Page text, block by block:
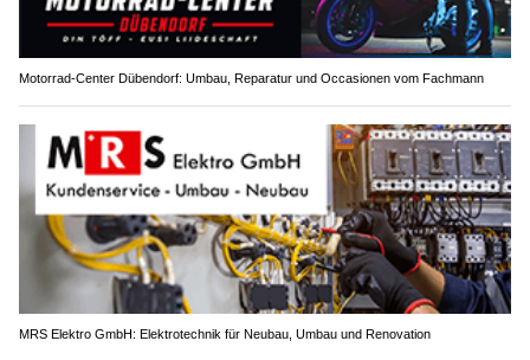
Motorrad-Center Dübendorf: Umbau, Reparatur und Occasionen vom Fachmann
MRS Elektro GmbH: Elektrotechnik für Neubau, Umbau und Renovation